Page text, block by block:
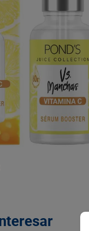
.
queso
. papa